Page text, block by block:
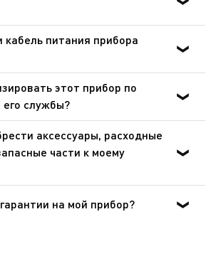
с инструкциями по запуску
пользователя убедитесь, что
находится в рабочем состоянии,
устройство. Если прибор не
разобрать или
Отнесите прибор в
технического обслуживания.
кабель питания прибора
Во избежание опасности,
центре технического обслуживания.
этот прибор по
его службы?
ценные материалы,
подвергнуты вторичной
его на городской пункт сбора
аксессуары, расходные
части к моему
в раздел Аксессуары веб-
найти то, что вам нужно для вашего
на мой прибор?